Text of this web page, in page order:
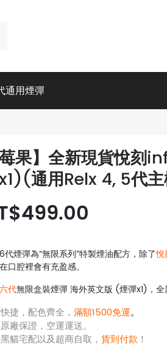
通用煙彈
莓果】全新現貨悅
通用Relx 4, 5代
代煙彈為“無限系列”特製煙油配方，除了悅
口腔裡會有充盈感。
代無限盒裝煙彈 海外英文版 (煙彈x1)，
捷，配色齊全， 滿額1500免運。
廠保證，空運運送。
貓宅配以及超商自取， 貨到付款 ！